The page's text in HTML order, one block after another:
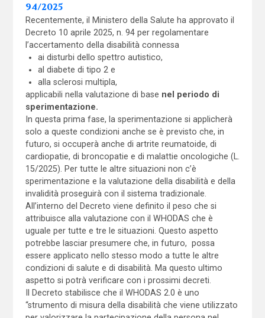
94/2025
Recentemente, il Ministero della Salute ha approvato il
Decreto 10 aprile 2025, n. 94 per regolamentare
l’accertamento della disabilità connessa
ai disturbi dello spettro autistico,
al diabete di tipo 2 e
alla sclerosi multipla,
applicabili nella valutazione di base nel periodo di
sperimentazione.
In questa prima fase, la sperimentazione si applicherà
solo a queste condizioni anche se è previsto che, in
futuro, si occuperà anche di artrite reumatoide, di
cardiopatie, di broncopatie e di malattie oncologiche (L.
15/2025). Per tutte le altre situazioni non c’è
sperimentazione e la valutazione della disabilità e della
invalidità proseguirà con il sistema tradizionale.
All’interno del Decreto viene definito il peso che si
attribuisce alla valutazione con il WHODAS che è
uguale per tutte e tre le situazioni. Questo aspetto
potrebbe lasciar presumere che, in futuro, possa
essere applicato nello stesso modo a tutte le altre
condizioni di salute e di disabilità. Ma questo ultimo
aspetto si potrà verificare con i prossimi decreti.
Il Decreto stabilisce che il WHODAS 2.0 è uno
“strumento di misura della disabilità che viene utilizzato